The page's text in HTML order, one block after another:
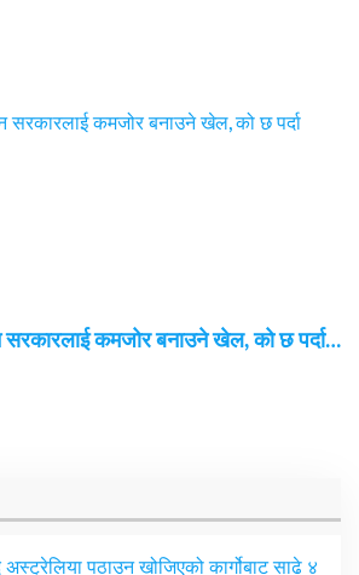
कमजोर बनाउने खेल, को छ पर्दा…